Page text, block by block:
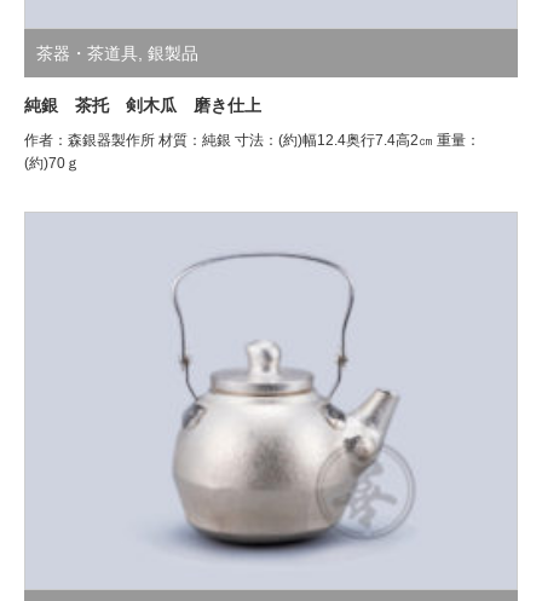
茶器・茶道具 銀製品
純銀 茶托 剣木瓜 磨き仕上
作者：森銀器製作所 材質：純銀 寸法：(約)幅12.4奥行7.4高2㎝ 重量：
(約)70ｇ